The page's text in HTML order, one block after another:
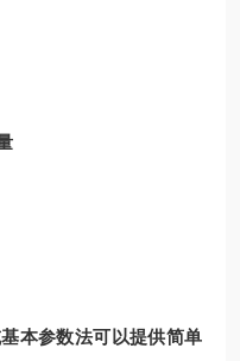
本参数法可以提供简单